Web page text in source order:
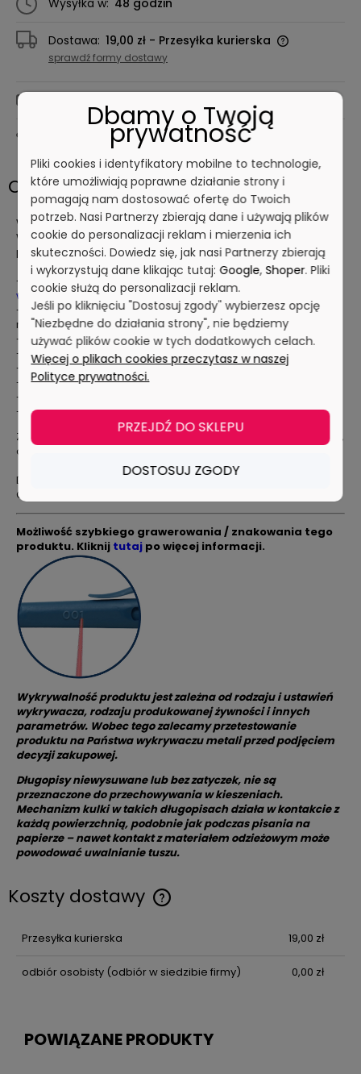
Wysyłka w: 48 godzin
Dostawa: 19,00 zł - Przesyłka kurierska
sprawdź formy dostawy
Drukuj kartę produktu
Opis
Wykrywalny długopis jednoczęściowy zgodny z HACCP.
Wersja ONE wykonana z jednego kawałka wykrywalnego
plastiku.
- specjalna konstrukcja uniemożliwia sturlanie się
długopisu
wykrywalnegoz pochyłej powierzchni
- elastyczny i wytrzymały plastik zmniejsza ryzyko połamania
na części
- odporny na uderzenia
- dostępne z klipsem lub bez klipsa
- spełniają wymagania HACCP
- łatwy do czyszczenia
- brak możliwości wymiany wkładu (jednorazowy)
- standardowy wkład
Zalecany do biur, miejsc gdzie panuje temperatura pokojowa,
dla osób wizytujących zakład.
DŁUGOPIS NIE JEST PRZEZNACZONY DO NOSZENIA W KIESZENI,
GDYŻ MOŻE ZABRUDZIĆ ODZIEŻ ROBOCZĄ!
Możliwość szybkiego grawerowania / znakowania tego
produktu. Kliknij tutaj po więcej informacji.
Wykrywalność produktu jest zależna od rodzaju i ustawień
wykrywacza, rodzaju produkowanej żywności i innych
parametrów. Wobec tego zalecamy przetestowanie
produktu na Państwa wykrywaczu metali przed podjęciem
decyzji zakupowej.
Długopisy niewysuwane lub bez zatyczek, nie są
przeznaczone do przechowywania w kieszeniach.
Mechanizm kulki w takich długopisach działa w kontakcie z
każdą powierzchnią, podobnie jak podczas pisania na
papierze – nawet kontakt z materiałem odzieżowym może
powodować uwalnianie tuszu.
Koszty dostawy
Przesyłka kurierska 19,00 zł
odbiór osobisty(odbiór w siedzibie firmy) 0,00 zł
POWIĄZANE PRODUKTY
Dbamy o Twoją
prywatność
Pliki cookies i identyfikatory mobilne to technologie,
które umożliwiają poprawne działanie strony i
pomagają nam dostosować ofertę do Twoich
potrzeb. Nasi Partnerzy zbierają dane i używają plików
cookie do personalizacji reklam i mierzenia ich
skuteczności. Dowiedz się, jak nasi Partnerzy zbierają
i wykorzystują dane klikając tutaj:Google,Shoper. Pliki
cookie służą do personalizacji reklam.
Jeśli po kliknięciu "Dostosuj zgody" wybierzesz opcję
"Niezbędne do działania strony", nie będziemy
używać plików cookie w tych dodatkowych celach.
Więcej o plikach cookies przeczytasz w naszej
Polityce prywatności.
PRZEJDŹ DO SKLEPU
DOSTOSUJ ZGODY